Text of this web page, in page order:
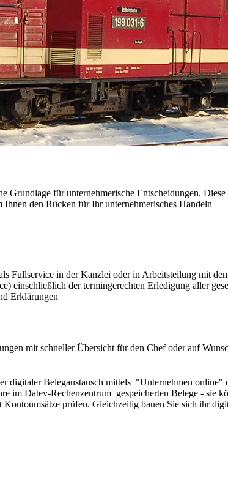
Grundlage für unternehmerische Entscheidungen. Diese
den Rücken für Ihr unternehmerisches Handeln
Fullservice in der Kanzlei oder in Arbeitsteilung mit
einschließlich der termingerechten Erledigung aller
Erklärungen
mit schneller Übersicht für den Chef oder auf
digitaler Belegaustausch mittels "Unternehmen
im Datev-Rechenzentrum gespeicherten Belege - sie
Kontoumsätze prüfen. Gleichzeitig bauen Sie sich ihr